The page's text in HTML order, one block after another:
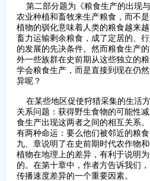
第二部分题为《粮食生产的出现
农业种植和畜牧来生产粮食，而不
植物的驯化意味着人类的粮食越来
畜力运输剩余粮食，成了定居的、
的发展的先决条件。然而粮食生产
外一些族群在史前期从这些独立的
学会粮食生产，而是直接到现在仍
异呢？
在某些地区促使狩猎采集的生活
关系问题：获得野生食物的可能性
食生产出现这两者之间的相互关系
有两种命运：要么他们被邻近的粮
九、章说明了在史前期时代农作物
植物在地理上的差异，有利于说明
的。在第十章中，作者方告诉我们
传播速度差异的一个重要因素。